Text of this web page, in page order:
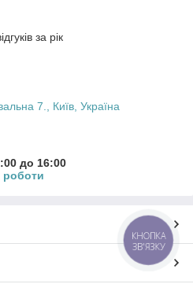
за рік
7., Київ, Україна
до 16:00
роботи
КНОПКА
ЗВ'ЯЗКУ